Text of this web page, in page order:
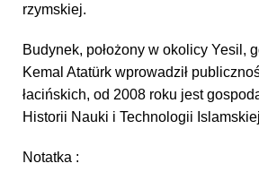
rzymskiej.
Budynek, położony w okolicy Yesil,
Kemal Atatürk wprowadził
łacińskich, od 2008 roku jest
Historii Nauki i Technologii
Notatka :